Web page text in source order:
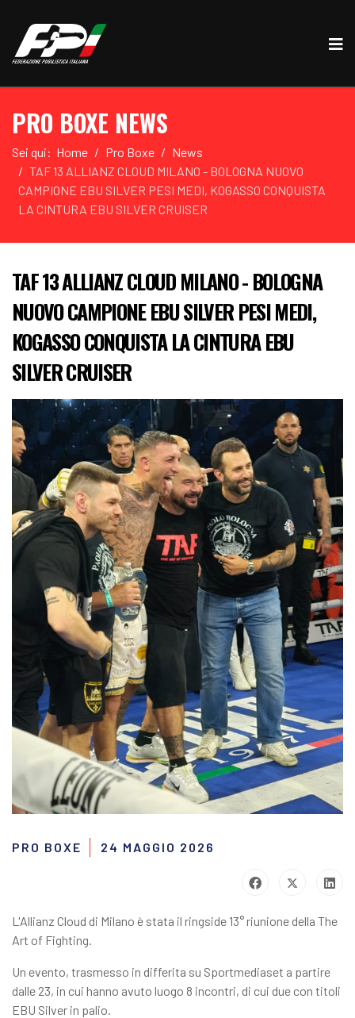
PRO BOXE NEWS
Sei qui: Home Pro Boxe
News
TAF 13 ALLIANZ CLOUD MILANO - BOLOGNA NUOVO
CAMPIONE EBU SILVER PESI MEDI, KOGASSO CONQUISTA
LA CINTURA EBU SILVER CRUISER
TAF 13 ALLIANZ CLOUD MILANO - BOLOGNA
NUOVO CAMPIONE EBU SILVER PESI MEDI,
KOGASSO CONQUISTA LA CINTURA EBU
SILVER CRUISER
PRO BOXE 24 MAGGIO 2026
L'Allianz Cloud di Milano è stata il ringside 13° riunione della The
Art of Fighting.
Un evento, trasmesso in differita su Sportmediaset a partire
dalle 23, in cui hanno avuto luogo 8 incontri, di cui due con titoli
EBU Silver in palio.